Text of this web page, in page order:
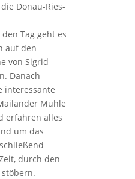
Donau-Ries-
Tag geht es
auf den
von Sigrid
Danach
interessante
Mühle
erfahren alles
um das
durch den